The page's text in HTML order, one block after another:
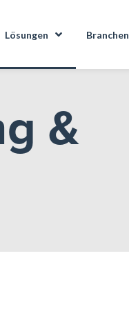
Lösungen Branchen
&